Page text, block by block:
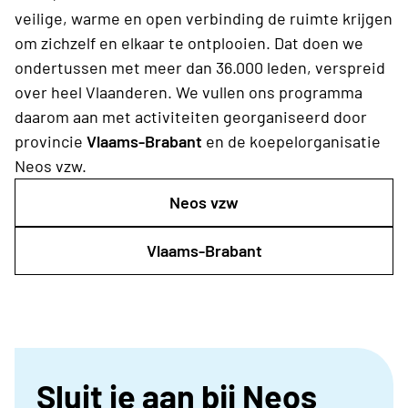
veilige, warme en open verbinding de ruimte krijgen
om zichzelf en elkaar te ontplooien. Dat doen we
ondertussen met meer dan 36.000 leden, verspreid
over heel Vlaanderen. We vullen ons programma
daarom aan met activiteiten georganiseerd door
provincie Vlaams-Brabant en de koepelorganisatie
Neos vzw.
Neos vzw
Vlaams-Brabant
Sluit je aan bij Neos